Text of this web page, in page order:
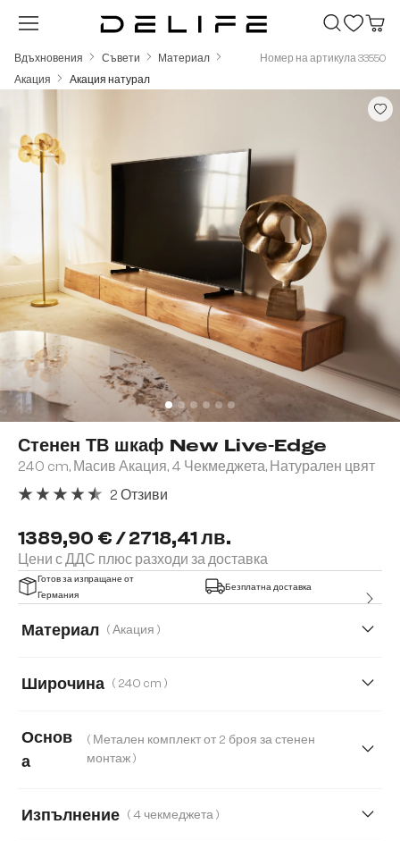
Преминете към основното съдържание
Вдъхновения Съвети
Материал
Акация
Акация натурал
Номер на артикула 33550
Стенен ТВ шкаф New Live-Edge
240 cm, Масив Акация, 4 Чекмеджета, Натурален цвят
1389,90 € / 2718,41 лв.
Цени с ДДС плюс разходи за доставка
2 Отзиви
Готов за изпращане от
Германия
Безплатна доставка
Материал ( Акация )
Широчина ( 240 cm )
Основ
а
( Метален комплект от 2 броя за стенен
монтаж )
Метален комплект от 2 броя за стенен монтаж Акрилен
Изпълнение ( 4 чекмеджета )